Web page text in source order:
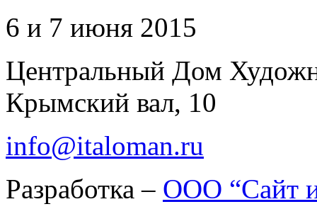
6 и 7 июня 2015
Центральный Дом
Крымский вал, 10
info@italoman.ru
Разработка – ООО “Сайт и